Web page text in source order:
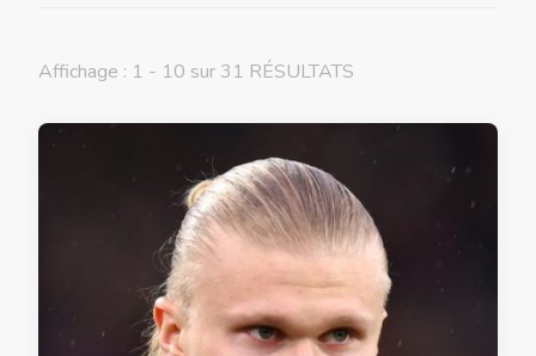
Affichage : 1 - 10 sur 31 RÉSULTATS